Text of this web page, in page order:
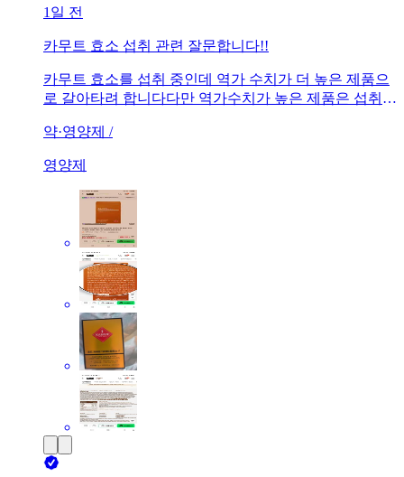
1일 전
카무트 효소 섭취 관련 잘문합니다!!
카무트 효소를 섭취 중인데 역가 수치가 더 높은 제품으
로 갈아타려 합니다다만 역가수치가 높은 제품은 섭취시
약 이런 증상이 있다면 즉각 섭취를 중단해야 하나요 아
하나요?이전 카무트 제품과 갈아탈 제품 사진 첨부합니
약·영양제 /
영양제